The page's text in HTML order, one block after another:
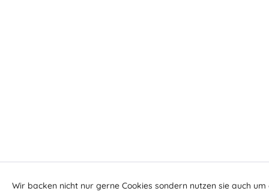
Funktionale Aktiv
Wir backen nicht nur gerne Cookies sondern nutzen sie auch